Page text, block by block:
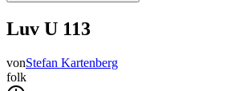
Luv U 113
vonStefan Kartenberg
folk